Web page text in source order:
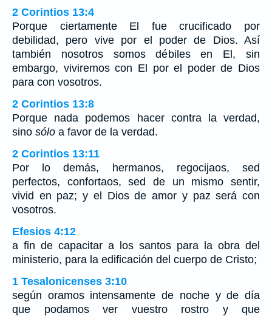
2 Corintios 13:4
Porque ciertamente El fue crucificado por
debilidad, pero vive por el poder de Dios. Así
también nosotros somos débiles en El, sin
embargo, viviremos con El por el poder de Dios
para con vosotros.
2 Corintios 13:8
Porque nada podemos hacer contra la verdad,
sino sólo a favor de la verdad.
2 Corintios 13:11
Por lo demás, hermanos, regocijaos, sed
perfectos, confortaos, sed de un mismo sentir,
vivid en paz; y el Dios de amor y paz será con
vosotros.
Efesios 4:12
a fin de capacitar a los santos para la obra del
ministerio, para la edificación del cuerpo de Cristo;
1 Tesalonicenses 3:10
según oramos intensamente de noche y de día
que podamos ver vuestro rostro y que